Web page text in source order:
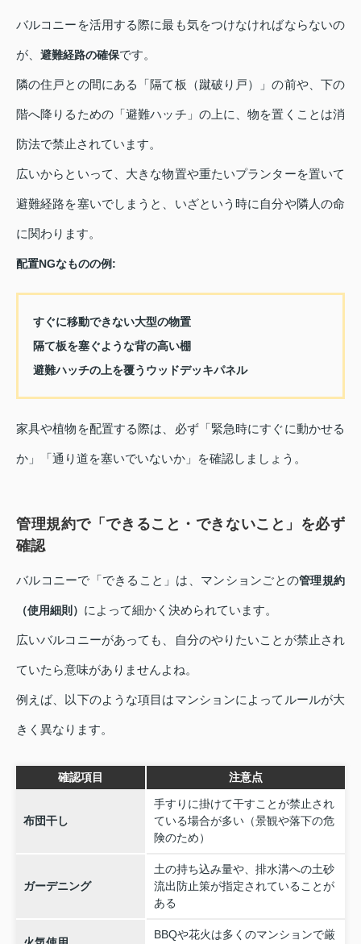
バルコニーを活用する際に最も気をつけなければならないの
が、 避難経路の確保です。
隣の住戸との間にある「隔て板（蹴破り戸）」の前や、下の
階へ降りるための「避難ハッチ」の上に、物を置くことは消
防法で禁止されています。
広いからといって、大きな物置や重たいプランターを置いて
避難経路を塞いでしまうと、いざという時に自分や隣人の命
に関わります。
配置NGなものの例:
すぐに移動できない大型の物置
隔て板を塞ぐような背の高い棚
避難ハッチの上を覆うウッドデッキパネル
家具や植物を配置する際は、必ず「緊急時にすぐに動かせる
か」「通り道を塞いでいないか」を確認しましょう。
管理規約で「できること・できないこと」を必ず
確認
バルコニーで「できること」は、マンションごとの管理規約
（使用細則） によって細かく決められています。
広いバルコニーがあっても、自分のやりたいことが禁止され
ていたら意味がありませんよね。
例えば、以下のような項目はマンションによってルールが大
きく異なります。
確認項目 注意点
布団干し
手すりに掛けて干すことが禁止され
ている場合が多い（景観や落下の危
険のため）
ガーデニング
土の持ち込み量や、排水溝への土砂
流出防止策が指定されていることが
ある
BBQや花火は多くのマンションで厳